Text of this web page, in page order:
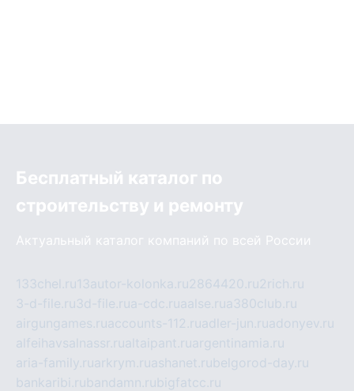
Бесплатный каталог по
строительству и ремонту
Актуальный каталог компаний по всей России
133chel.ru13autor-kolonka.ru2864420.ru2rich.ru
3-d-file.ru3d-file.rua-cdc.ruaalse.rua380club.ru
airgungames.ruaccounts-112.ruadler-jun.ruadonyev.ru
alfeihavsalnassr.rualtaipant.ruargentinamia.ru
aria-family.ruarkrym.ruashanet.rubelgorod-day.ru
bankaribi.rubandamn.rubigfatcc.ru